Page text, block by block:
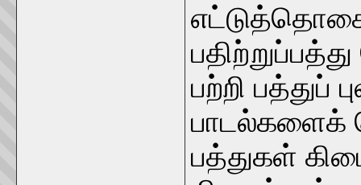
பற்றி பத்துப்
பத்துகள்